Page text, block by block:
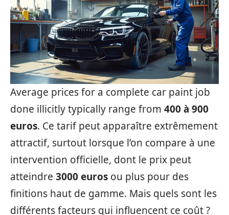
Average prices for a complete car paint job
done illicitly typically range from 400 à 900
euros. Ce tarif peut apparaître extrêmement
attractif, surtout lorsque l’on compare à une
intervention officielle, dont le prix peut
atteindre 3000 euros ou plus pour des
finitions haut de gamme. Mais quels sont les
différents facteurs qui influencent ce coût ?